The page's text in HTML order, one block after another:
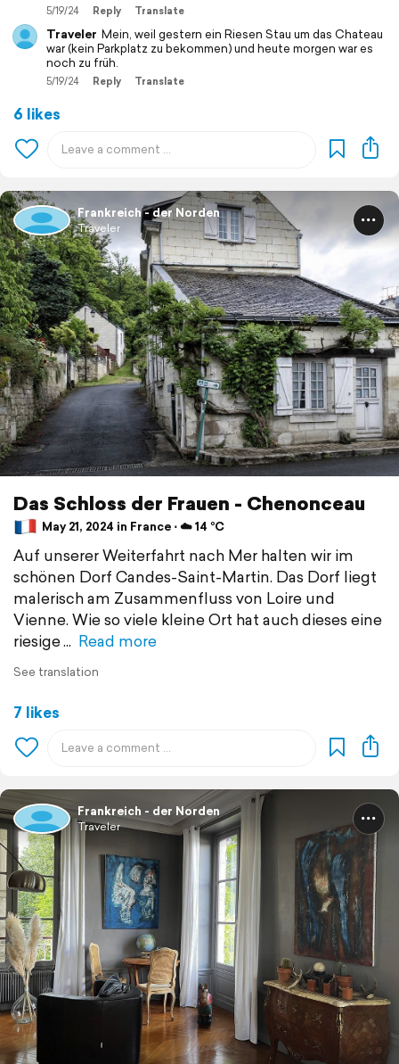
5/19/24 Reply Translate
Traveler Mein, weil gestern ein Riesen Stau um das Chateau
war (kein Parkplatz zu bekommen) und heute morgen war es
noch zu früh.
5/19/24 Reply Translate
6 likes
Frankreich - der Norden
Traveler
Das Schloss der Frauen - Chenonceau
May 21, 2024 in France ⋅ ☁️ 14 °C
Auf unserer Weiterfahrt nach Mer halten wir im
schönen Dorf Candes-Saint-Martin. Das Dorf liegt
malerisch am Zusammenfluss von Loire und
Vienne. Wie so viele kleine Ort hat auch dieses eine
riesige
Read more
See translation
7 likes
Frankreich - der Norden
Traveler